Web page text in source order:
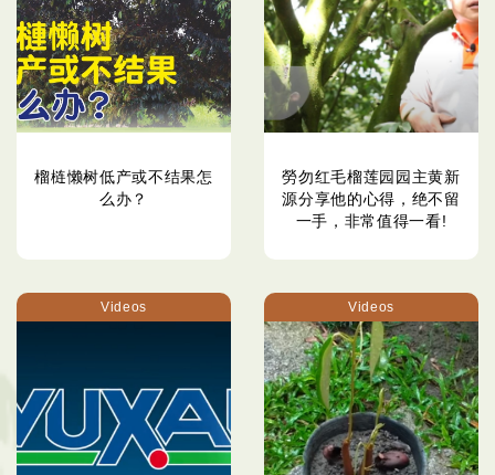
榴梿懒树低产或不结果怎
么办？
勞勿红毛榴莲园园主黄新
源分享他的心得，绝不留
一手，非常值得一看!
Videos Videos